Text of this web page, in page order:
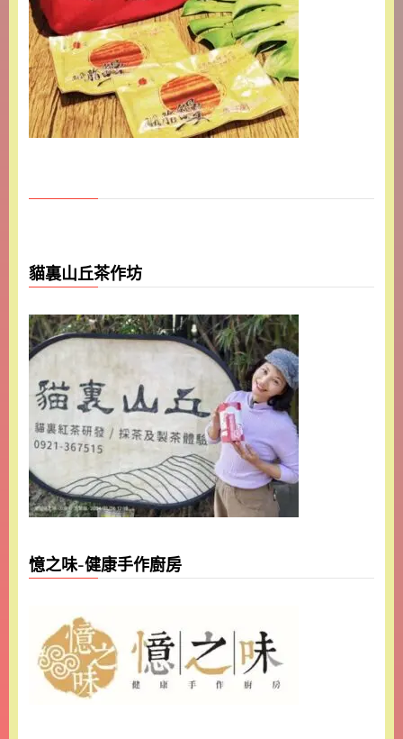
貓裏山丘茶作坊
憶之味-健康手作廚房